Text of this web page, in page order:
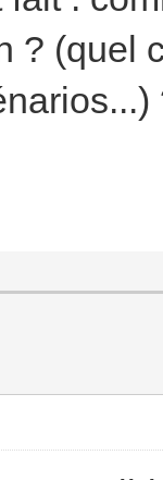
? (quel